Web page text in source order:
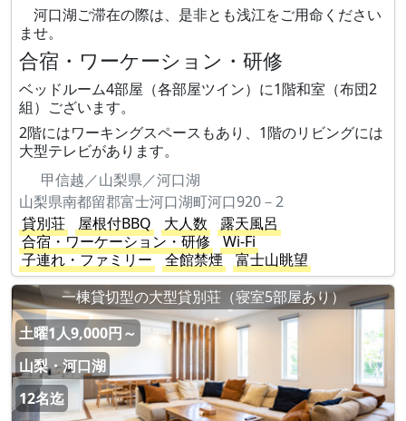
河口湖ご滞在の際は、是非とも浅江をご用命ください
ませ。
合宿・ワーケーション・研修
ベッドルーム4部屋（各部屋ツイン）に1階和室（布団2
組）ございます。
2階にはワーキングスペースもあり、1階のリビングには
大型テレビがあります。
甲信越／山梨県／河口湖
山梨県南都留郡富士河口湖町河口920－2
貸別荘
屋根付BBQ 大人数
露天風呂
合宿・ワーケーション・研修
Wi-Fi
子連れ・ファミリー
全館禁煙
富士山眺望
一棟貸切型の大型貸別荘（寝室5部屋あり）
土曜1人9,000円～
山梨・河口湖
12名迄